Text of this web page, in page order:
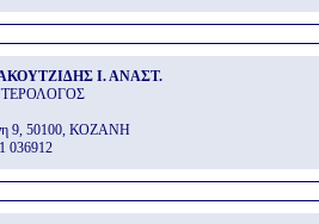
Ι. ΑΝΑΣΤ.
9, 50100, ΚΟΖΑΝΗ
036912